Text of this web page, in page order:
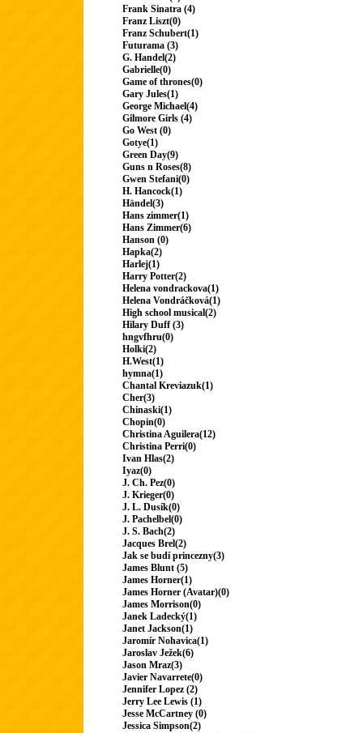
Frank Sinatra (4)
Franz Liszt(0)
Franz Schubert(1)
Futurama (3)
G. Handel(2)
Gabrielle(0)
Game of thrones(0)
Gary Jules(1)
George Michael(4)
Gilmore Girls (4)
Go West (0)
Gotye(1)
Green Day(9)
Guns n Roses(8)
Gwen Stefani(0)
H. Hancock(1)
Händel(3)
Hans zimmer(1)
Hans Zimmer(6)
Hanson (0)
Hapka(2)
Harlej(1)
Harry Potter(2)
Helena vondrackova(1)
Helena Vondráčková(1)
High school musical(2)
Hilary Duff (3)
hngvfhru(0)
Holki(2)
H.West(1)
hymna(1)
Chantal Kreviazuk(1)
Cher(3)
Chinaski(1)
Chopin(0)
Christina Aguilera(12)
Christina Perri(0)
Ivan Hlas(2)
Iyaz(0)
J. Ch. Pez(0)
J. Krieger(0)
J. L. Dusík(0)
J. Pachelbel(0)
J. S. Bach(2)
Jacques Brel(2)
Jak se budí princezny(3)
James Blunt (5)
James Horner(1)
James Horner (Avatar)(0)
James Morrison(0)
Janek Ladecký(1)
Janet Jackson(1)
Jaromír Nohavica(1)
Jaroslav Ježek(6)
Jason Mraz(3)
Javier Navarrete(0)
Jennifer Lopez (2)
Jerry Lee Lewis (1)
Jesse McCartney (0)
Jessica Simpson(2)